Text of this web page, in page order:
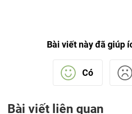
Bài viết này đã giúp
Có
Bài viết liên quan